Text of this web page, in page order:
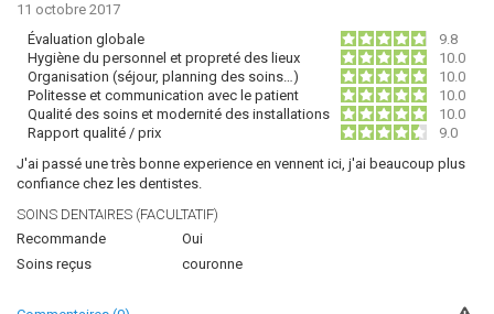
11 octobre 2017
Évaluation globale
9.8
Hygiène du personnel et propreté des lieux
10.0
Organisation (séjour, planning des soins…)
10.0
Politesse et communication avec le patient
10.0
Qualité des soins et modernité des installations
10.0
Rapport qualité / prix
9.0
J'ai passé une très bonne experience en vennent ici, j'ai beaucoup plus
confiance chez les dentistes.
SOINS DENTAIRES (FACULTATIF)
Recommande
Oui
Soins reçus
couronne